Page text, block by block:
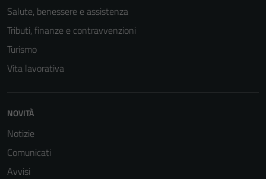
Salute, benessere e assistenza
Tributi, finanze e contravvenzioni
Turismo
Vita lavorativa
NOVITÀ
Notizie
Comunicati
Avvisi
Tecnici